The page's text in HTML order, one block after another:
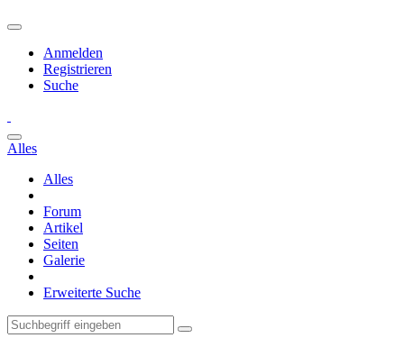
Anmelden
Registrieren
Suche
Alles
Alles
Forum
Artikel
Seiten
Galerie
Erweiterte Suche